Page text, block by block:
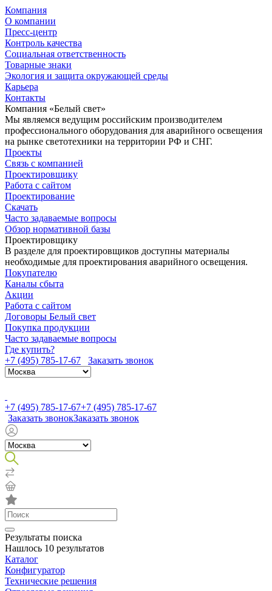
Компания
О компании
Пресс-центр
Контроль качества
Социальная ответственность
Товарные знаки
Экология и защита окружающей среды
Карьера
Контакты
Компания «Белый свет»
Мы являемся ведущим российским производителем
профессионального оборудования для аварийного освещения
на рынке светотехники на территории РФ и СНГ.
Проекты
Связь с компанией
Проектировщику
Работа с сайтом
Проектирование
Скачать
Часто задаваемые вопросы
Обзор нормативной базы
Проектировщику
В разделе для проектировщиков доступны материалы
необходимые для проектирования аварийного освещения.
Покупателю
Каналы сбыта
Акции
Работа с сайтом
Договоры Белый свет
Покупка продукции
Часто задаваемые вопросы
Где купить?
+7 (495) 785-17-67
Заказать звонок
+7 (495) 785-17-67+7 (495) 785-17-67
Заказать звонокЗаказать звонок
Результаты поиска
Нашлось 10 результатов
Каталог
Конфигуратор
Технические решения